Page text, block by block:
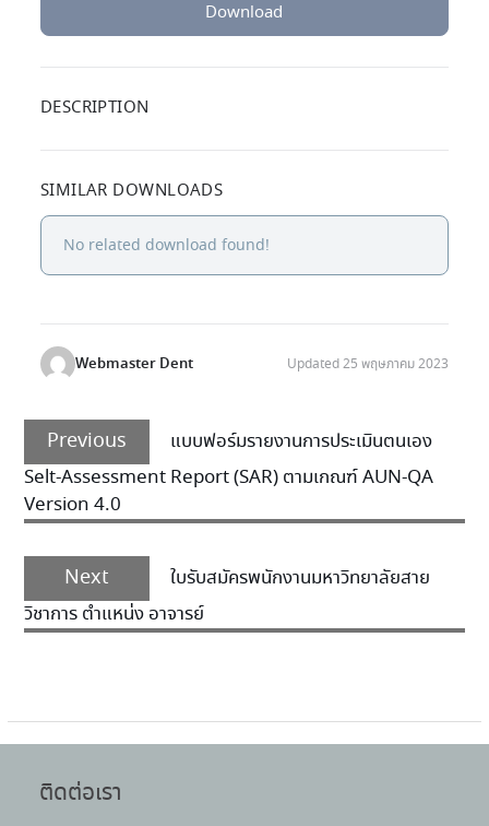
Download
DESCRIPTION
SIMILAR DOWNLOADS
No related download found!
Webmaster Dent Updated 25 พฤษภาคม 2023
Previous
แบบฟอร์มรายงานการประเมินตนเอง
Selt-Assessment Report (SAR) ตามเกณฑ์ AUN-QA
Version 4.0
Next
ใบรับสมัครพนักงานมหาวิทยาลัยสาย
วิชาการ ตำแหน่ง อาจารย์
ติดต่อเรา